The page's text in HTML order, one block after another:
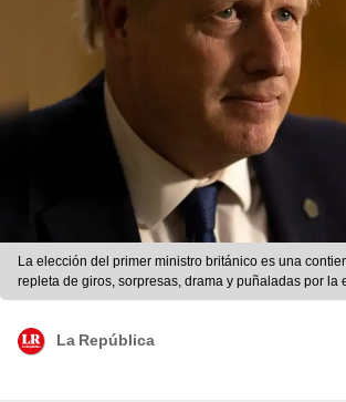
La elección del primer ministro británico es una
repleta de giros, sorpresas, drama y puñaladas por la
La República